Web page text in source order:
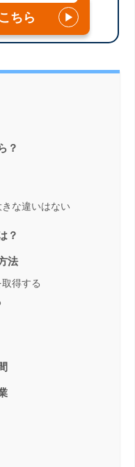
ちら ▶
？
な違いはない
？
法
得する